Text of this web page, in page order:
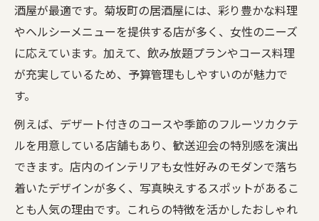
酒屋が最適です。菊坂町の居酒屋には、彩り豊かな料理
やヘルシーメニューを提供する店が多く、女性のニーズ
に応えています。加えて、飲み放題プランやコース料理
が充実しているため、予算管理もしやすいのが魅力で
す。
例えば、デザート付きのコースや季節のフルーツカクテ
ルを用意している店舗もあり、歓送迎会の特別感を演出
できます。店内のインテリアも女性好みのモダンで落ち
着いたデザインが多く、写真映えするスポットがあるこ
とも人気の理由です。これらの特徴を活かしたおしゃれ